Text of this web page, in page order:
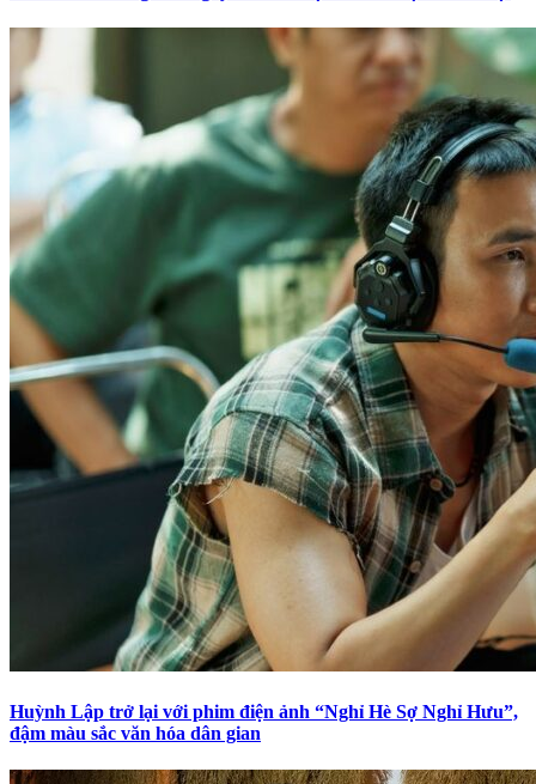
Huỳnh Lập trở lại với phim điện ảnh “Nghỉ Hè Sợ Nghỉ Hưu”,
đậm màu sắc văn hóa dân gian